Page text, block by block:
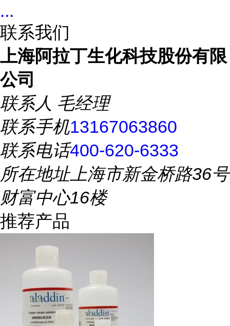
...
联系我们
上海阿拉丁生化科技股份有限
公司
联系人 毛经理
联系手机13167063860
联系电话400-620-6333
所在地址上海市新金桥路36号
财富中心16楼
推荐产品